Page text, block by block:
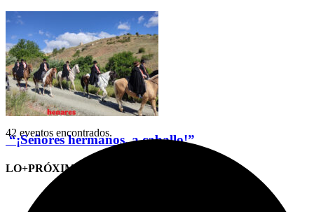
“¡Señores hermanos, a caballo!”
LO+PRÓXIMO (CITAS)
42 eventos encontrados.